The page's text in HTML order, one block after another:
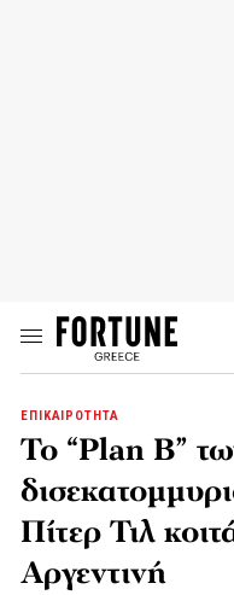
ΕΠΙΚΑΙΡΟΤΗΤΑ
Το “Plan B”
Πίτερ Τιλ
Αργεντινή